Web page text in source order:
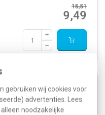
gebruiken wij cookies voor
advertenties. Lees
alleen noodzakelijke
15,51
9,49
connector 3-polig
zwart